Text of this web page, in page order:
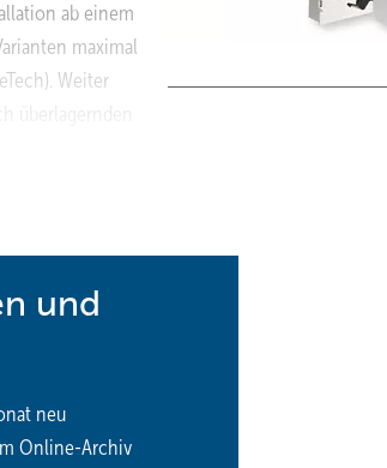
ab einem
maximal
Weiter
überlagernden
und
neu
Online-Archiv